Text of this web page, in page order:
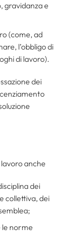
gravidanza e
(come, ad
l’obbligo di
di lavoro).
dei
anche
dei
collettiva, dei
le norme